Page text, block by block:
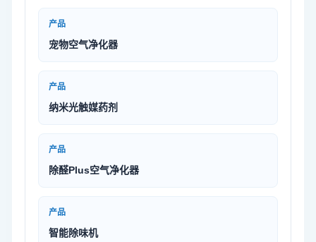
产品
宠物空气净化器
产品
纳米光触媒药剂
产品
除醛Plus空气净化器
产品
智能除味机